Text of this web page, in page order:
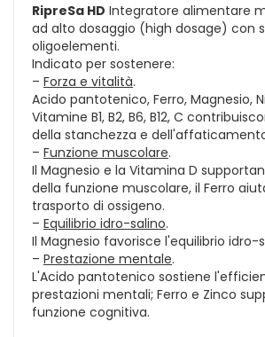
RipreSa HD Integratore alimentare
ad alto dosaggio (high dosage) con
oligoelementi.
Indicato per sostenere:
– Forza e vitalità.
Acido pantotenico, Ferro, Magnesio,
Vitamine B1, B2, B6, B12, C
della stanchezza e
– Funzione muscolare.
Il Magnesio e la Vitamina D
della funzione muscolare, il Ferro
trasporto di ossigeno.
– Equilibrio idro-salino.
Il Magnesio favorisce l'equilibrio idro-
– Prestazione mentale.
L'Acido pantotenico sostiene
prestazioni mentali; Ferro e Zinco
funzione cognitiva.